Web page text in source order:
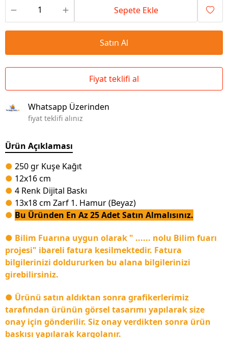
Sepete Ekle
Satın Al
Fiyat teklifi al
Whatsapp Üzerinden
fiyat teklifi alınız
Ürün Açıklaması
● 250 gr Kuşe Kağıt
● 12x16 cm
● 4 Renk Dijital Baskı
● 13x18 cm Zarf 1. Hamur (Beyaz)
● Bu Üründen En Az 25 Adet Satın Almalısınız.
● Bilim Fuarına uygun olarak " ...... nolu Bilim fuarı
projesi" ibareli fatura kesilmektedir. Fatura
bilgilerinizi doldururken bu alana bilgilerinizi
girebilirsiniz.
● Ürünü satın aldıktan sonra grafikerlerimiz
tarafından ürünün görsel tasarımı yapılarak size
onay için gönderilir. Siz onay verdikten sonra ürün
baskısı yapılarak kargolanır.